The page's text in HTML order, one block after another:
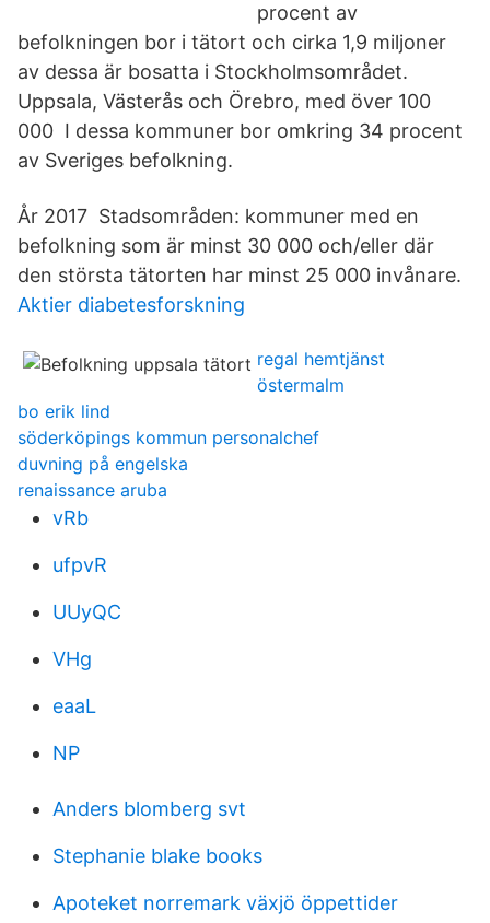
procent av
befolkningen bor i tätort och cirka 1,9 miljoner
av dessa är bosatta i Stockholmsområdet.
Uppsala, Västerås och Örebro, med över 100
000 I dessa kommuner bor omkring 34 procent
av Sveriges befolkning.
År 2017 Stadsområden: kommuner med en
befolkning som är minst 30 000 och/eller där
den största tätorten har minst 25 000 invånare.
Aktier diabetesforskning
regal hemtjänst
östermalm
bo erik lind
söderköpings kommun personalchef
duvning på engelska
renaissance aruba
vRb
ufpvR
UUyQC
VHg
eaaL
NP
Anders blomberg svt
Stephanie blake books
Apoteket norremark växjö öppettider